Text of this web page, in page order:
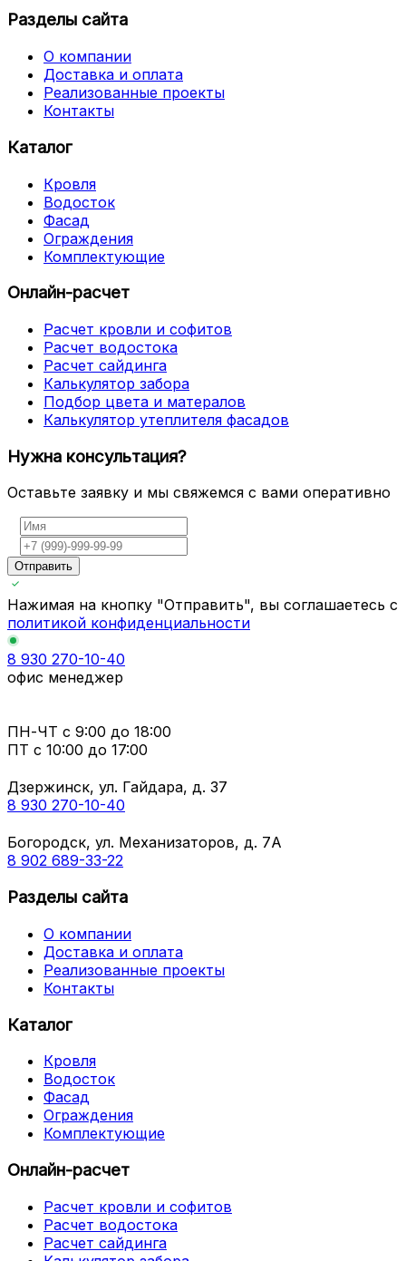
Разделы сайта
О компании
Доставка и оплата
Реализованные проекты
Контакты
Каталог
Кровля
Водосток
Фасад
Ограждения
Комплектующие
Онлайн-расчет
Расчет кровли и софитов
Расчет водостока
Расчет сайдинга
Калькулятор забора
Подбор цвета и матералов
Калькулятор утеплителя фасадов
Нужна консультация?
Оставьте заявку и мы свяжемся с вами оперативно
Отправить
Нажимая на кнопку "Отправить", вы соглашаетесь с
политикой конфиденциальности
8 930 270-10-40
офис менеджер
ПН-ЧТ с 9:00 до 18:00
ПТ с 10:00 до 17:00
Дзержинск, ул. Гайдара, д. 37
8 930 270-10-40
Богородск, ул. Механизаторов, д. 7А
8 902 689-33-22
Разделы сайта
О компании
Доставка и оплата
Реализованные проекты
Контакты
Каталог
Кровля
Водосток
Фасад
Ограждения
Комплектующие
Онлайн-расчет
Расчет кровли и софитов
Расчет водостока
Расчет сайдинга